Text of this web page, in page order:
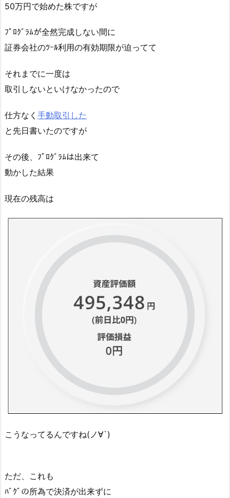
50万円で始めた株ですが
ﾌﾟﾛｸﾞﾗﾑが全然完成しない間に
証券会社のﾂｰﾙ利用の有効期限が迫ってて
それまでに一度は
取引しないといけなかったので
仕方なく 手動取引した
と先日書いたのですが
その後、ﾌﾟﾛｸﾞﾗﾑは出来て
動かした結果
現在の残高は
こうなってるんですね(ノ∀`)
ただ、これも
ﾊﾞｸﾞの所為で決済が出来ずに